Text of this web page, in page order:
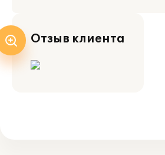
Отзыв клиента